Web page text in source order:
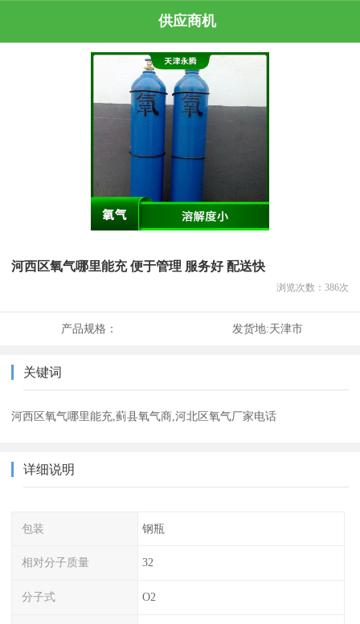
供应商机
河西区氧气哪里能充 便于管理 服务好 配送快
浏览次数： 386次
产品规格： 发货地:天津市
关键词
河西区氧气哪里能充,蓟县氧气商,河北区氧气厂家电话
详细说明
包装 钢瓶
相对分子质量 32
分子式 O2